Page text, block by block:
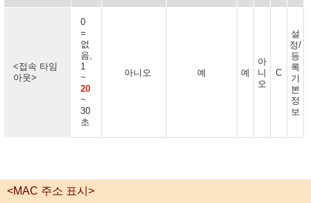
<접속 타임
아웃>
0
=
없
음,
1
~
20
~
30
초
아니오 예 예
아
니
오
C
설
정/
등
록
기
본
정
보
<MAC 주소 표시>